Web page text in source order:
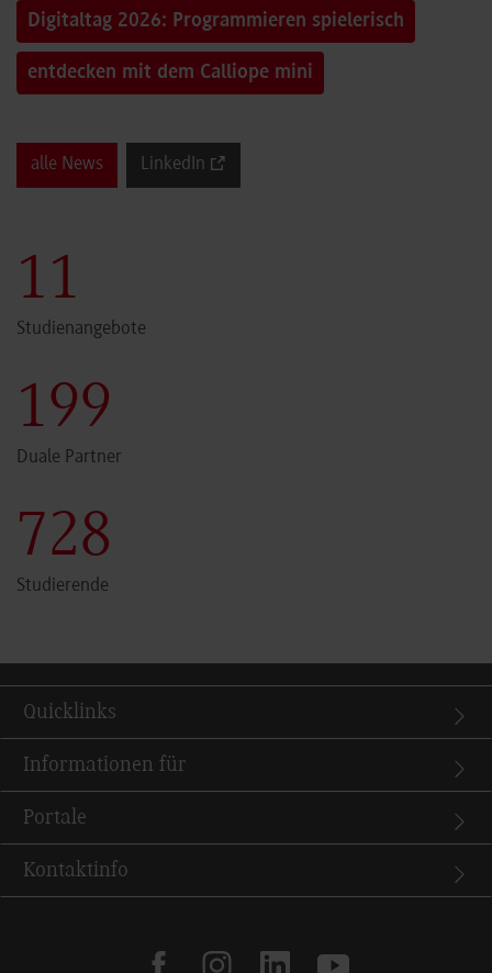
Digitaltag 2026: Programmieren spielerisch
entdecken mit dem Calliope mini
alle News LinkedIn
11
Studienangebote
199
Duale Partner
730
Studierende
Quicklinks
Informationen für
Portale
Kontaktinfo
facebookinstagramlinkedinyoutube